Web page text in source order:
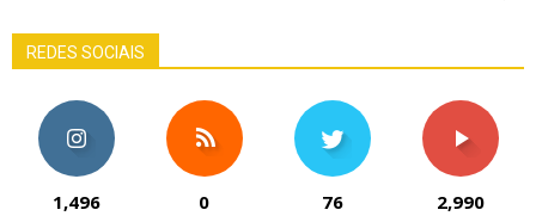
REDES SOCIAIS
1,496 0 76 2,990